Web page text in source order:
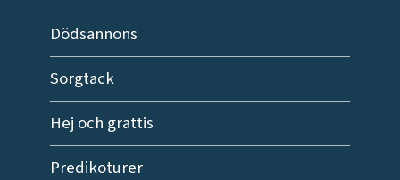
Dödsannons
Sorgtack
Hej och grattis
Predikoturer